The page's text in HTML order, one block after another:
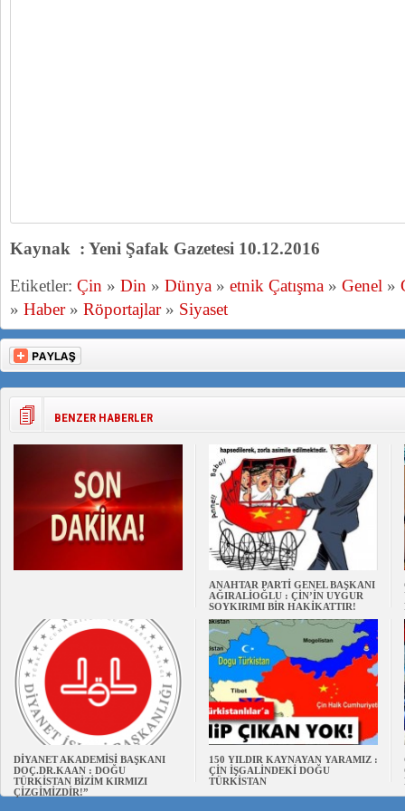
Kaynak : Yeni Şafak Gazetesi 10.12.2016
Etiketler: Çin » Din » Dünya » etnik Çatışma » Genel »
» Haber» Röportajlar» Siyaset
BENZER HABERLER
ANAHTAR PARTİ GENEL BAŞKANI
AĞIRALİOĞLU : ÇİN’İN UYGUR
SOYKIRIMI BİR HAKİKATTIR!
DİYANET AKADEMİSİ BAŞKANI
DOÇ.DR.KAAN : DOĞU
TÜRKİSTAN BİZİM KIRMIZI
ÇİZGİMİZDİR!”
150 YILDIR KAYNAYAN YARAMIZ :
ÇİN İŞGALİNDEKİ DOĞU
TÜRKİSTAN